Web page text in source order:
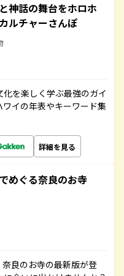
神話の舞台をホロホ
ルチャーさんぽ
を楽しく学ぶ最強のガイ
イの年表やキーワード集
詳細を見る
めぐる奈良のお寺
良のお寺の最新版が登